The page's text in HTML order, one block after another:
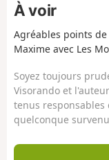
À voir
Agréables points
Maxime avec Les
Soyez toujours
Visorando et
tenus responsables
quelconque